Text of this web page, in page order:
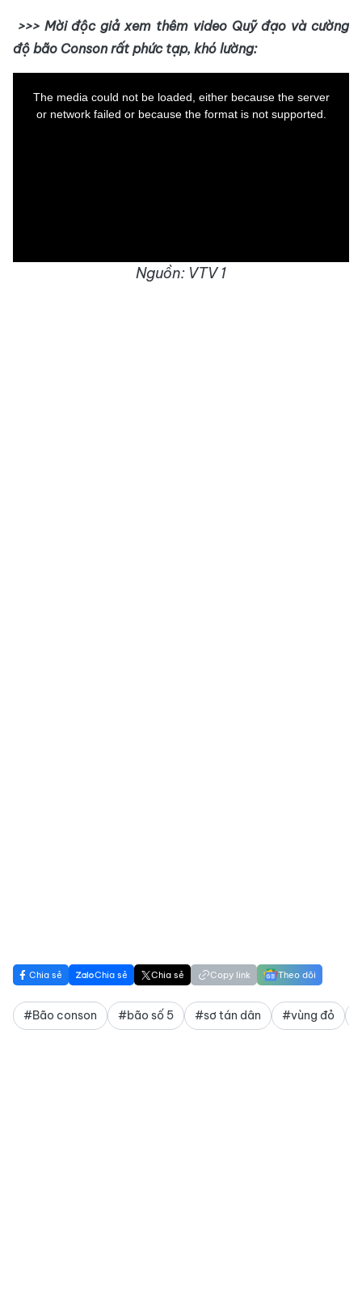
>>> Mời độc giả xem thêm video Quỹ đạo và cường
độ bão Conson rất phức tạp, khó lường:
The media could not be loaded, either because the server
or network failed or because the format is not supported.
Nguồn: VTV 1
Chia sẻ Chia sẻ Chia sẻ Copy link Theo dõi
#Bão conson #bão số 5 #sơ tán dân #vùng đỏ